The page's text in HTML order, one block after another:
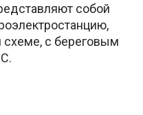
собой
схеме, с береговым